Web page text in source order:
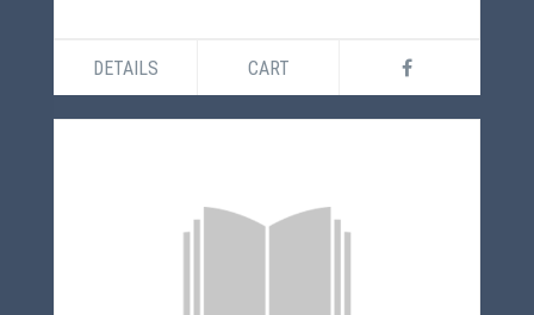
DETAILS CART